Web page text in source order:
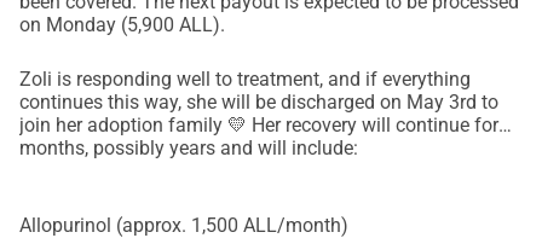
on Monday (5,900 ALL).
Zoli is responding well to treatment, and if everything
continues this way, she will be discharged on May 3rd to
join her adoption family 💛 Her recovery will continue for
months, possibly years and will include:
Allopurinol (approx. 1,500 ALL/month)